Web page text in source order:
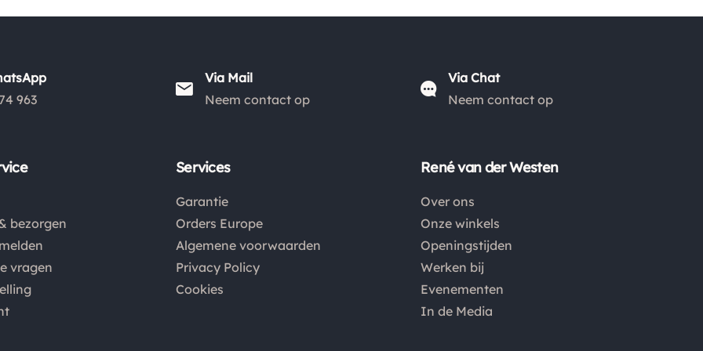
Kies je voor afhalen bij een pakketpunt maar wordt
dagen. De retourkosten bedragen € 6.75 en zijn voor
eigen rekening. Kies bij het retourneren altijd voor
"alleen huisadres", pakketten die bij een pakketpunt
worden geleverd halen wij niet af.
963
Via Mail
Neem contact op
Via Chat
Neem contact op
bezorgen
vragen
Services
Garantie
Orders Europe
Algemene voorwaarden
Privacy Policy
Cookies
René van der Westen
Over ons
Onze winkels
Openingstijden
Werken bij
Evenementen
In de Media